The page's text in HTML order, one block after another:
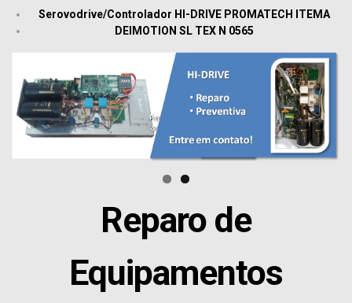
Serovodrive/Controlador HI-DRIVE PROMATECH ITEMA
DEIMOTION SL TEX N 0565
Reparo de
Equipamentos